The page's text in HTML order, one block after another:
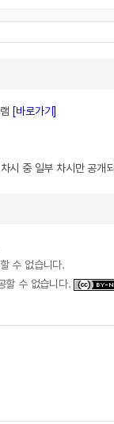
[바로가기]
시 중 일부 차시만 공개
수 없습니다.
할 수 없습니다.